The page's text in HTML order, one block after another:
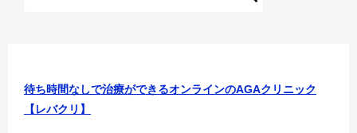
待ち時間なしで治療ができるオンラインのAGAクリニック
【レバクリ】